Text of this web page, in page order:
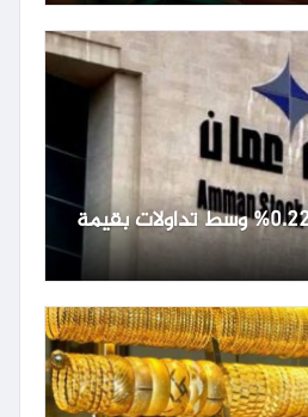
بورصة عمان ترتفع 0.22% وسط تداولات بقيمة